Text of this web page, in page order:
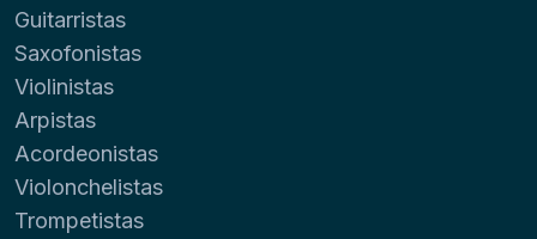
Guitarristas
Saxofonistas
Violinistas
Arpistas
Acordeonistas
Violonchelistas
Trompetistas